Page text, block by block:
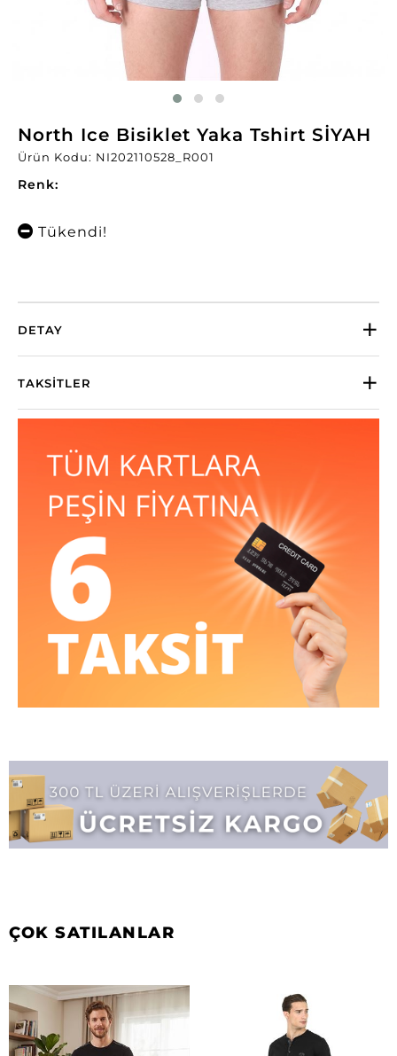
North Ice Bisiklet Yaka Tshirt SİYAH
Ürün Kodu: NI202110528_R001
Renk:
Tükendi!
DETAY
TAKSITLER
ÇOK SATILANLAR